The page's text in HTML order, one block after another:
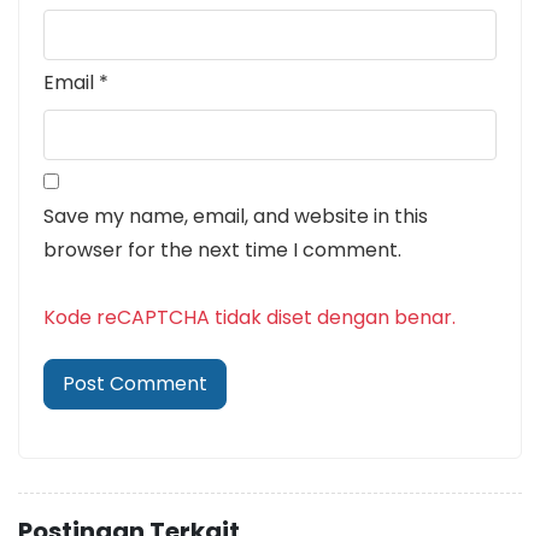
Email *
Save my name, email, and website in this
browser for the next time I comment.
Kode reCAPTCHA tidak diset dengan benar.